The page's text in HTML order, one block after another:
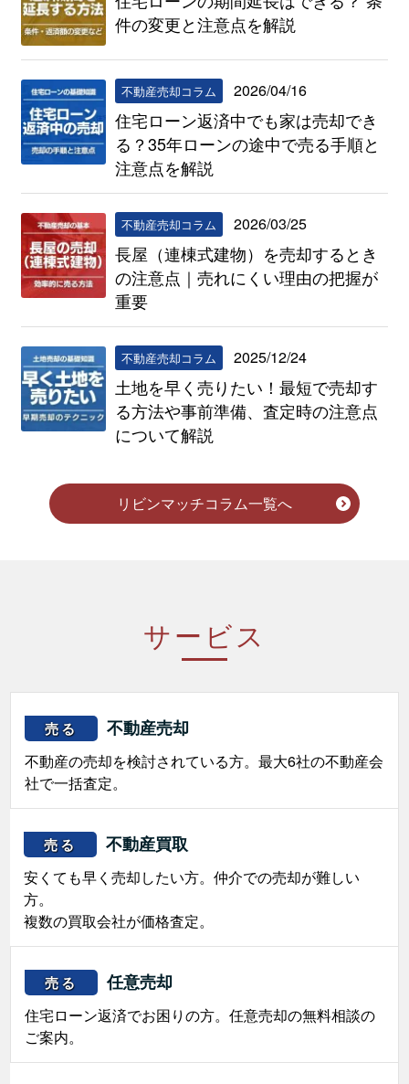
件の変更と注意点を解説
不動産売却コラム 2026/04/16
住宅ローン返済中でも家は売却でき
る？35年ローンの途中で売る手順と
注意点を解説
不動産売却コラム 2026/03/25
長屋（連棟式建物）を売却するとき
の注意点｜売れにくい理由の把握が
重要
不動産売却コラム 2025/12/24
土地を早く売りたい！最短で売却す
る方法や事前準備、査定時の注意点
について解説
リビンマッチコラム一覧へ
サービス
売る 不動産売却
不動産の売却を検討されている方。最大6社の不動産会
社で一括査定。
売る 不動産買取
安くても早く売却したい方。仲介での売却が難しい
方。
複数の買取会社が価格査定。
売る 任意売却
住宅ローン返済でお困りの方。任意売却の無料相談の
ご案内。